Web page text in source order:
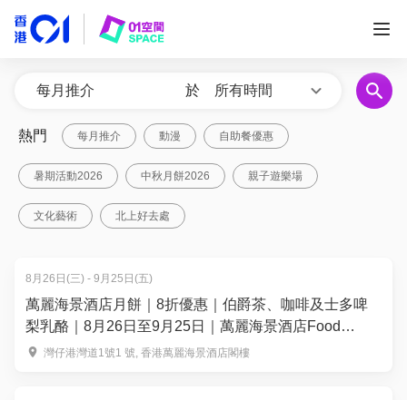
於 所有時間
熱門 每月推介 動漫 自助餐優惠
暑期活動2026 中秋月餅2026 親子遊樂場
文化藝術 北上好去處
8月26日(三) - 9月25日(五)
萬麗海景酒店月餅｜8折優惠｜伯爵茶、咖啡及士多啤
梨乳酪｜8月26日至9月25日｜萬麗海景酒店Food
Studio
灣仔港灣道1號1 號, 香港萬麗海景酒店閣樓